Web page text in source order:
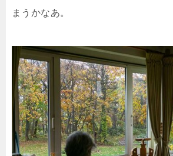
まうかなあ。